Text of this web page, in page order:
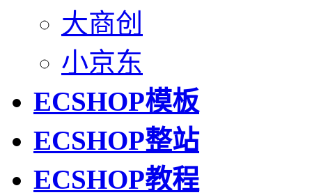
大商创
小京东
ECSHOP模板
ECSHOP整站
ECSHOP教程